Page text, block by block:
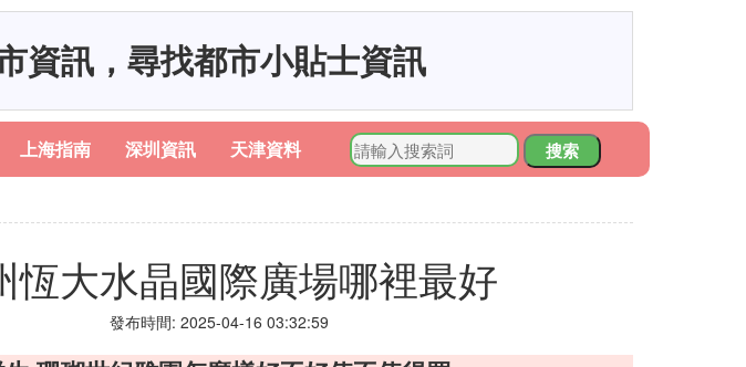
資訊，尋找都市小貼士資訊
上海指南 深圳資訊 天津資料
搜索
恆大水晶國際廣場哪裡最好
發布時間: 2025-04-16 03:32:59